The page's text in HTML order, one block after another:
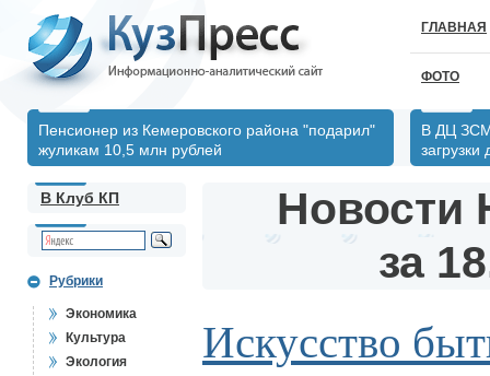
ГЛАВНАЯ
ФОТО
Пенсионер из Кемеровского района "подарил"
жуликам 10,5 млн рублей
В ДЦ
В Клуб КП
Рубрики
Экономика
Культура
Экология
Новости
за
Искусство